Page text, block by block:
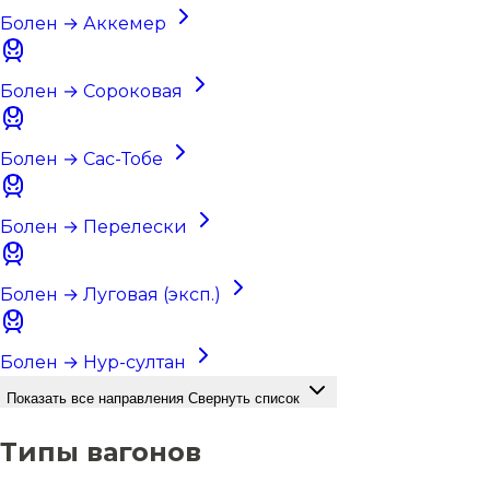
Болен → Аккемер
Болен → Сороковая
Болен → Сас-Тобе
Болен → Перелески
Болен → Луговая (эксп.)
Болен → Нур-султан
Показать все направления Свернуть список
Типы вагонов